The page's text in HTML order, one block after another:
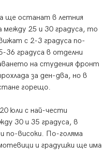
ще останат в летния
между 25 и 30 градуса, то
с 2-3 градуса по-
36 градуса в отделни
на студения фронт
за ден-два, но в
горещо.
юли с най-чести
30 и 35 градуса, в
по-високи. По-голяма
и градушки ще има